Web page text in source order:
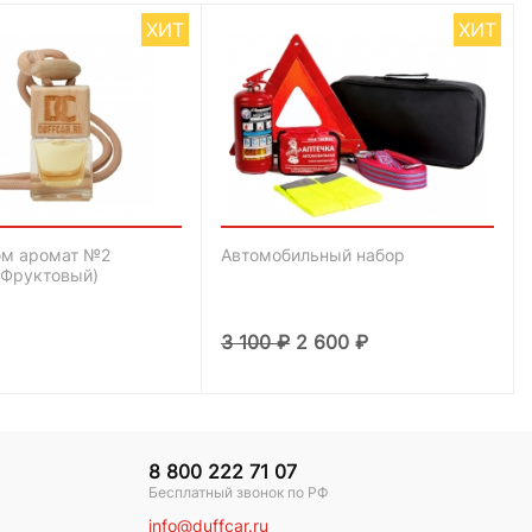
ХИТ
аромат №2
ХИТ
Автомобильный набор
3 100₽ 2 600₽
8 800 222 71 07
Бесплатный звонок по РФ
info@duffcar.ru